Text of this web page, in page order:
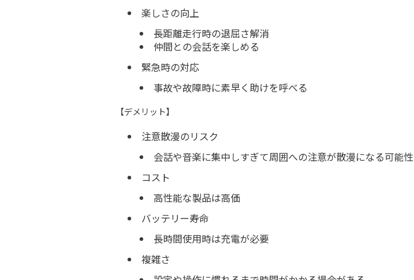
楽しさの向上
長距離走行時の退屈さ解消
仲間との会話を楽しめる
緊急時の対応
事故や故障時に素早く助けを呼べる
【デメリット】
注意散漫のリスク
会話や音楽に集中しすぎて周囲への注意が散漫になる可能性
コスト
高性能な製品は高価
バッテリー寿命
長時間使用時は充電が必要
複雑さ